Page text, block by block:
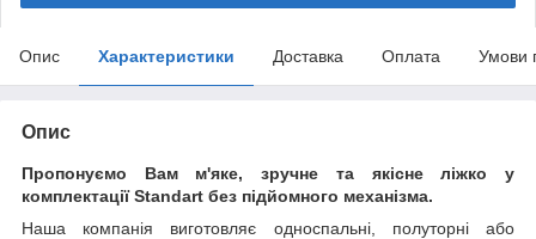
Опис Характеристики Доставка Оплата Умови
Опис
Пропонуємо Вам м'яке, зручне та якiсне ліжко у
комплектації Standart без підйомного механізма.
Наша компанія виготовляє односпальні, полуторні або